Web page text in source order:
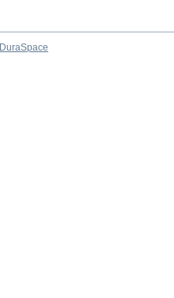
DuraSpace